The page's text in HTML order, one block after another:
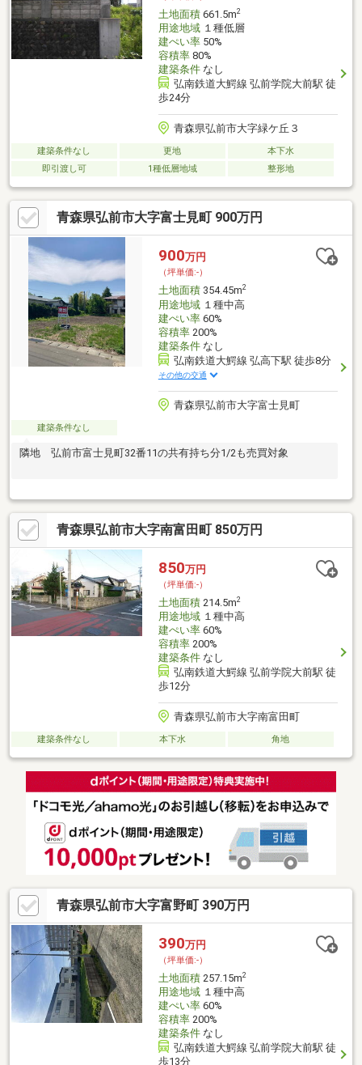
土地面積661.5m2
用途地域１種低層
建ぺい率50%
容積率80%
建築条件なし
弘南鉄道大鰐線 弘前学院大前駅 徒
歩24分
青森県弘前市大字緑ケ丘３
建築条件なし 更地
本下水
即引渡し可
1種低層地域 整形地
青森県弘前市大字富士見町 900万円
900万円
（坪単価:-）
土地面積354.45m2
用途地域１種中高
建ぺい率60%
容積率200%
建築条件なし
弘南鉄道大鰐線 弘高下駅 徒歩8分
その他の交通
青森県弘前市大字富士見町
建築条件なし
隣地 弘前市富士見町32番11の共有持ち分1/2も売買対象
青森県弘前市大字南富田町 850万円
850万円
（坪単価:-）
土地面積214.5m2
用途地域１種中高
建ぺい率60%
容積率200%
建築条件なし
弘南鉄道大鰐線 弘前学院大前駅 徒
歩12分
青森県弘前市大字南富田町
建築条件なし 本下水 角地
青森県弘前市大字富野町 390万円
390万円
（坪単価:-）
土地面積257.15m2
用途地域１種中高
建ぺい率60%
容積率200%
建築条件なし
弘南鉄道大鰐線 弘前学院大前駅 徒
歩13分